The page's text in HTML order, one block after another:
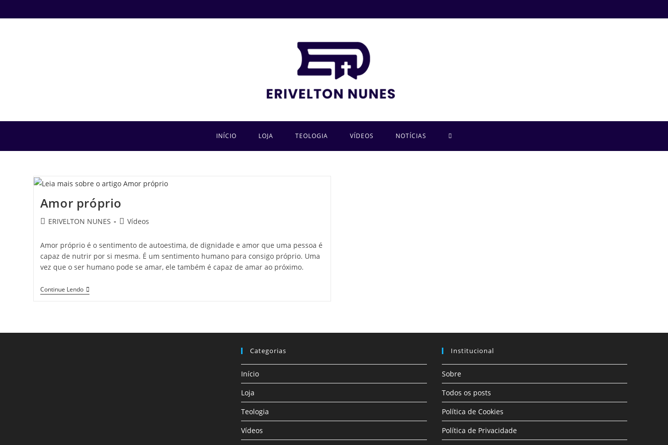
INÍCIO LOJA TEOLOGIA VÍDEOS NOTÍCIAS
Amor próprio
ERIVELTON NUNES Vídeos
Amor próprio é o sentimento de autoestima, de dignidade e amor que uma pessoa é
capaz de nutrir por si mesma. É um sentimento humano para consigo próprio. Uma
vez que o ser humano pode se amar, ele também é capaz de amar ao próximo.
Continue Lendo
Categorias
Início
Loja
Teologia
Vídeos
Institucional
Sobre
Todos os posts
Política de Cookies
Política de Privacidade